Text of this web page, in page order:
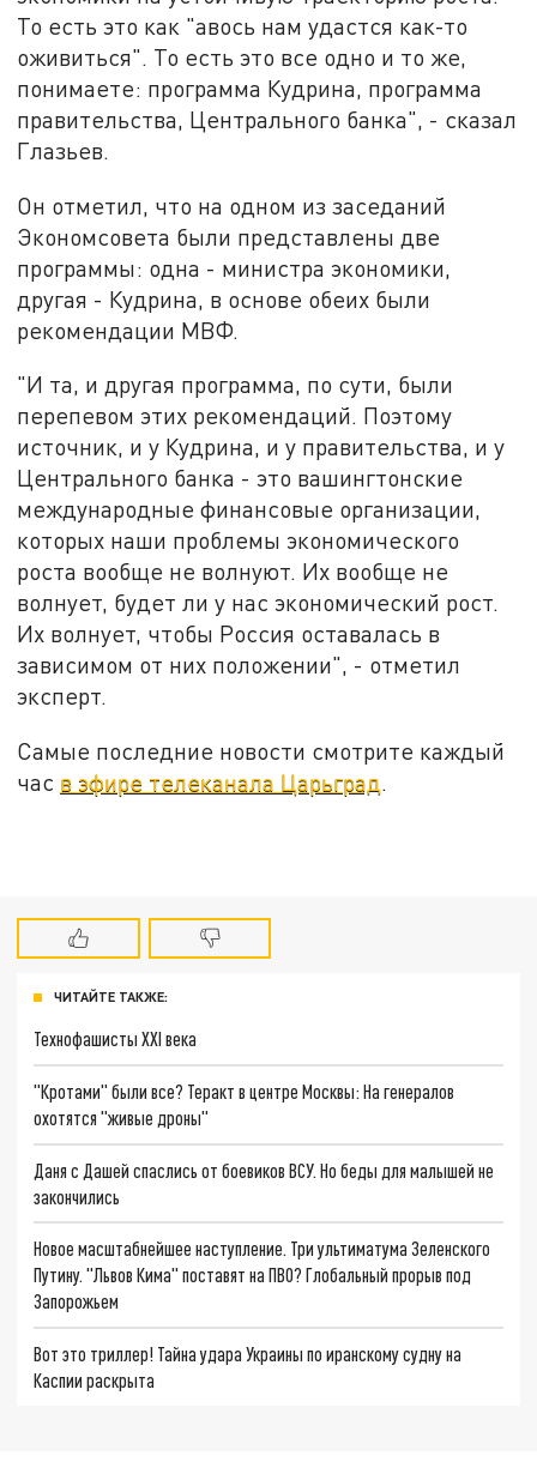
То есть это как "авось нам удастся как-то
оживиться". То есть это все одно и то же,
понимаете: программа Кудрина, программа
правительства, Центрального банка", - сказал
Глазьев.
Он отметил, что на одном из заседаний
Экономсовета были представлены две
программы: одна - министра экономики,
другая - Кудрина, в основе обеих были
рекомендации МВФ.
"И та, и другая программа, по сути, были
перепевом этих рекомендаций. Поэтому
источник, и у Кудрина, и у правительства, и у
Центрального банка - это вашингтонские
международные финансовые организации,
которых наши проблемы экономического
роста вообще не волнуют. Их вообще не
волнует, будет ли у нас экономический рост.
Их волнует, чтобы Россия оставалась в
зависимом от них положении", - отметил
эксперт.
Самые последние новости смотрите каждый
час в эфире телеканала Царьград.
ЧИТАЙТЕ ТАКЖЕ:
Технофашисты XXI века
"Кротами" были все? Теракт в центре Москвы: На генералов
охотятся "живые дроны"
Даня с Дашей спаслись от боевиков ВСУ. Но беды для малышей не
закончились
Новое масштабнейшее наступление. Три ультиматума Зеленского
Путину. "Львов Кима" поставят на ПВО? Глобальный прорыв под
Запорожьем
Вот это триллер! Тайна удара Украины по иранскому судну на
Каспии раскрыта